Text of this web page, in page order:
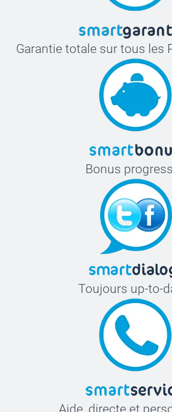
Garantie totale sur tous les
Bonus
Toujours up-to-
Aide, directe et